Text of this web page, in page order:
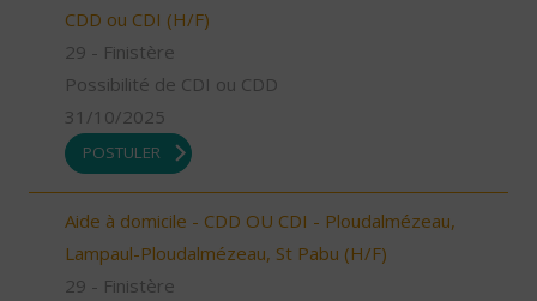
CDD ou CDI (H/F)
29 - Finistère
Possibilité de CDI ou CDD
31/10/2025
POSTULER
Aide à domicile - CDD OU CDI - Ploudalmézeau,
Lampaul-Ploudalmézeau, St Pabu (H/F)
29 - Finistère